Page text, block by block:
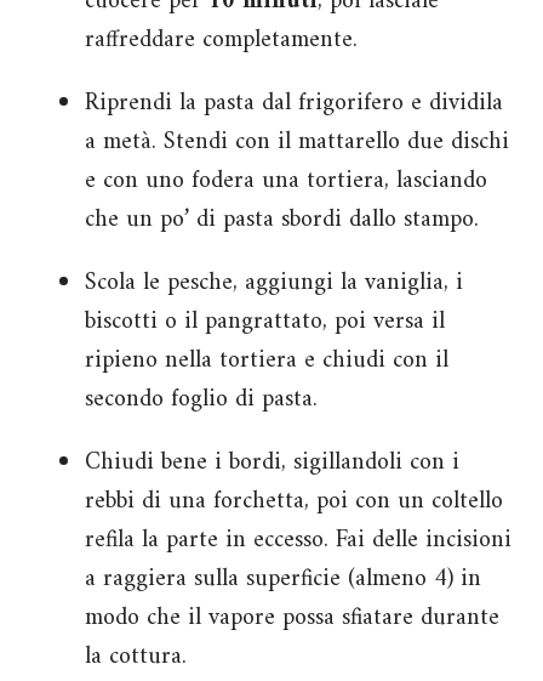
raffreddare completamente.
Riprendi la pasta dal frigorifero e dividila
a metà. Stendi con il mattarello due dischi
e con uno fodera una tortiera, lasciando
che un po’ di pasta sbordi dallo stampo.
Scola le pesche, aggiungi la vaniglia, i
biscotti o il pangrattato, poi versa il
ripieno nella tortiera e chiudi con il
secondo foglio di pasta.
Chiudi bene i bordi, sigillandoli con i
rebbi di una forchetta, poi con un coltello
refila la parte in eccesso. Fai delle incisioni
a raggiera sulla superficie (almeno 4) in
modo che il vapore possa sfiatare durante
la cottura.